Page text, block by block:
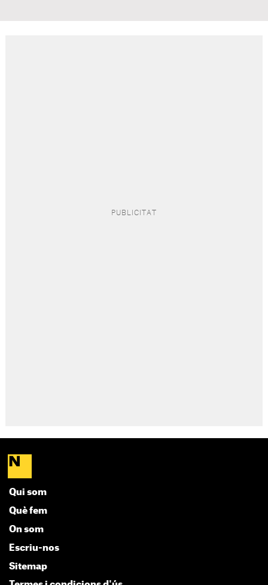
Qui som
Què fem
On som
Escriu-nos
Sitemap